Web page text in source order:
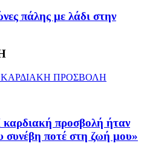
πάλης με λάδι στην
προσβολή ήταν
συνέβη ποτέ στη ζωή μου»